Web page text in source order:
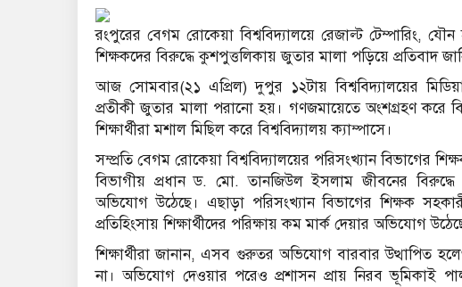
রংপুরের বেগম রোকেয়া বিশ্ববিদ্যালয়ে রেজাল্ট টেম্পারিং,
শিক্ষকদের বিরুদ্ধে কুশপুত্তলিকায় জুতার মালা পড়িয়ে প্রতিবাদ
আজ সোমবার(২১ এপ্রিল) দুপুর ১২টায় বিশ্ববিদ্যালয়ের
প্রতীকী জুতার মালা পরানো হয়। গণজমায়েতে অংশগ্রহণ করে
শিক্ষার্থীরা মশাল মিছিল করে বিশ্ববিদ্যালয় ক্যাম্পাসে।
সম্প্রতি বেগম রোকেয়া বিশ্ববিদ্যালয়ের পরিসংখ্যান বিভাগের
বিভাগীয় প্রধান ড. মো. তানজিউল ইসলাম জীবনের বিরুদ্ধে
অভিযোগ উঠেছে। এছাড়া পরিসংখ্যান বিভাগের শিক্ষক
প্রতিহিংসায় শিক্ষার্থীদের পরিক্ষায় কম মার্ক দেয়ার অভিযোগ
শিক্ষার্থীরা জানান, এসব গুরুতর অভিযোগ বারবার উত্থাপিত
না। অভিযোগ দেওয়ার পরেও প্রশাসন প্রায় নিরব ভূমিকাই